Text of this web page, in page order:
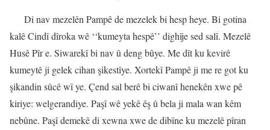
Di nav mezelên Pampê de mezelek bi hesp heye. Bi gotina
kalê Cindî dîroka wê ‘‘kumeyta hespê’’ dighîje sed salî. Mezelê
Husê Pîr e. Siwarekî bi nav û deng bûye. Me dît ku kevirê
kumeytê ji gelek cihan şikestîye. Xortekî Pampê ji me re got ku
şikandin sûcê wî ye. Çend sal berê bi ciwanî henekên xwe pê
kiriye: welgerandiye. Paşî wê yekê êş û bela ji mala wan kêm
nebûne. Paşî demekê di xewna xwe de dibîne ku mezelê pîran